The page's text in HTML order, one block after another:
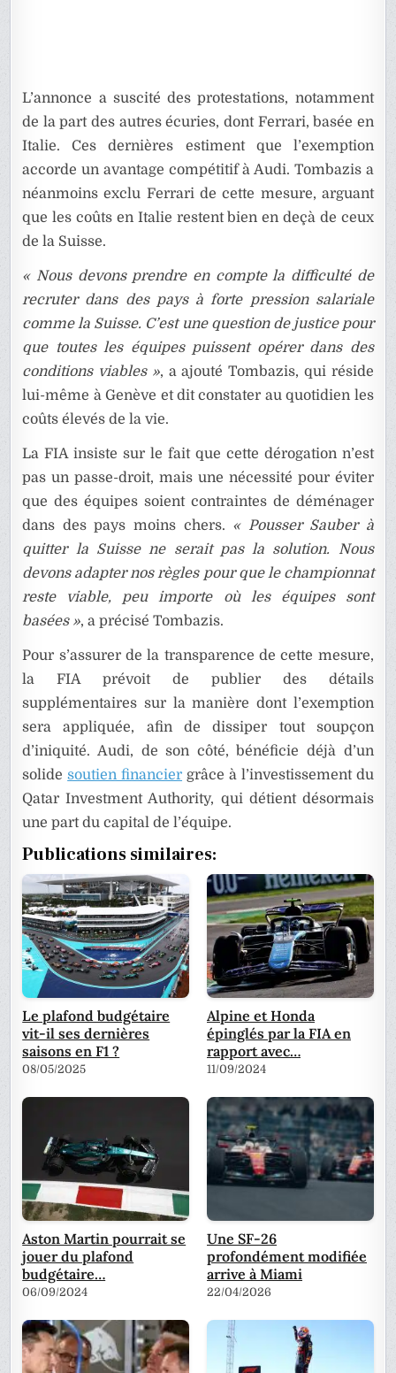
L’annonce a suscité des protestations, notamment
de la part des autres écuries, dont Ferrari, basée en
Italie. Ces dernières estiment que l’exemption
accorde un avantage compétitif à Audi. Tombazis a
néanmoins exclu Ferrari de cette mesure, arguant
que les coûts en Italie restent bien en deçà de ceux
de la Suisse.
« Nous devons prendre en compte la difficulté de
recruter dans des pays à forte pression salariale
comme la Suisse. C’est une question de justice pour
que toutes les équipes puissent opérer dans des
conditions viables », a ajouté Tombazis, qui réside
lui-même à Genève et dit constater au quotidien les
coûts élevés de la vie.
La FIA insiste sur le fait que cette dérogation n’est
pas un passe-droit, mais une nécessité pour éviter
que des équipes soient contraintes de déménager
dans des pays moins chers. « Pousser Sauber à
quitter la Suisse ne serait pas la solution. Nous
devons adapter nos règles pour que le championnat
reste viable, peu importe où les équipes sont
basées », a précisé Tombazis.
Pour s’assurer de la transparence de cette mesure,
la FIA prévoit de publier des détails
supplémentaires sur la manière dont l’exemption
sera appliquée, afin de dissiper tout soupçon
d’iniquité. Audi, de son côté, bénéficie déjà d’un
solidesoutien financier grâce à l’investissement du
Qatar Investment Authority, qui détient désormais
une part du capital de l’équipe.
Publications similaires:
Le plafond budgétaire
vit-il ses dernières
saisons en F1 ?
08/05/2025
Alpine et Honda
épinglés par la FIA en
rapport avec…
11/09/2024
Aston Martin pourrait se
jouer du plafond
budgétaire…
06/09/2024
Une SF-26
profondément modifiée
arrive à Miami
22/04/2026